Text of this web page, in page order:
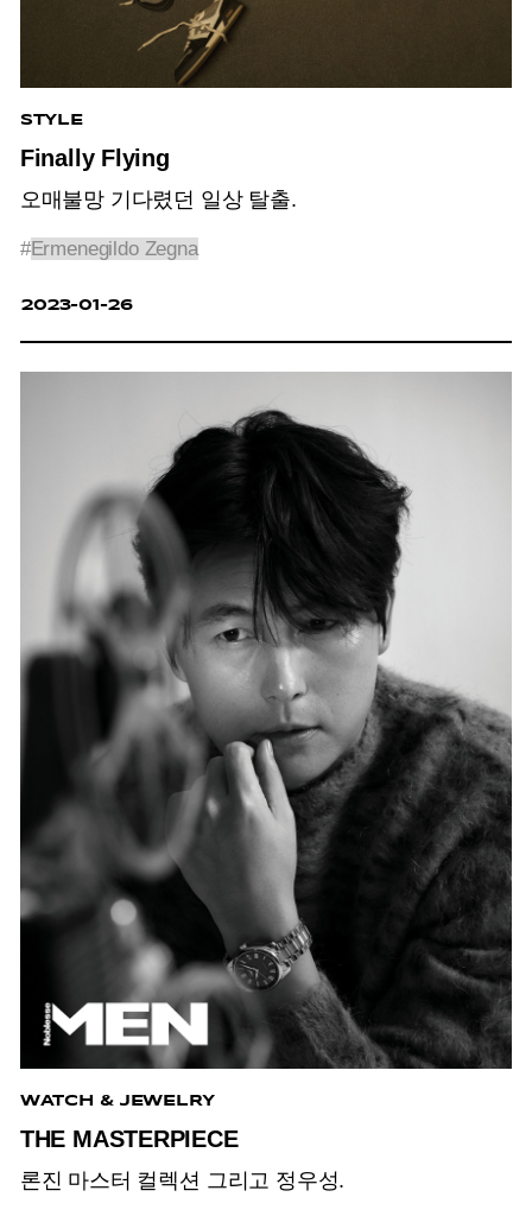
STYLE
Finally Flying
오매불망 기다렸던 일상 탈출.
#Ermenegildo Zegna
2023-01-26
WATCH & JEWELRY
THE MASTERPIECE
론진 마스터 컬렉션 그리고 정우성.